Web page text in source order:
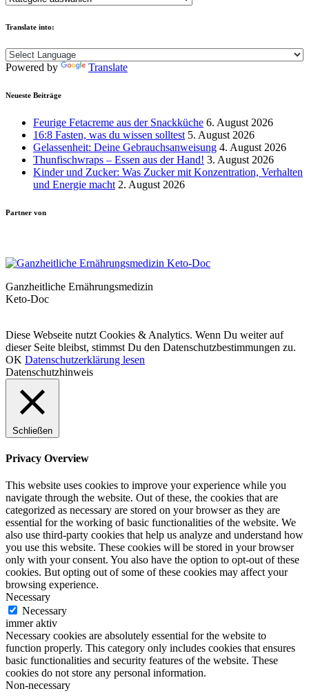
Translate into:
Powered by Translate
Neueste Beiträge
Feurige Fetacreme aus der Snackküche 6. August 2026
16:8 Fasten, was du wissen solltest 5. August 2026
Gelassenheit: Deine Gebrauchsanweisung 4. August 2026
Thunfischwraps – Essen aus der Hand! 3. August 2026
Kinder und Zucker: Was Zucker mit Konzentration, Verhalten
und Energie macht 2. August 2026
Partner von
Ganzheitliche Ernährungsmedizin
Keto-Doc
Diese Webseite nutzt Cookies & Analytics. Wenn Du weiter auf
dieser Seite bleibst, stimmst Du den Datenschutzbestimmungen zu.
OK Datenschutzerklärung lesen
Datenschutzhinweis
Schließen
Privacy Overview
This website uses cookies to improve your experience while you
navigate through the website. Out of these, the cookies that are
categorized as necessary are stored on your browser as they are
essential for the working of basic functionalities of the website. We
also use third-party cookies that help us analyze and understand how
you use this website. These cookies will be stored in your browser
only with your consent. You also have the option to opt-out of these
cookies. But opting out of some of these cookies may affect your
browsing experience.
Necessary
Necessary
immer aktiv
Necessary cookies are absolutely essential for the website to
function properly. This category only includes cookies that ensures
basic functionalities and security features of the website. These
cookies do not store any personal information.
Non-necessary